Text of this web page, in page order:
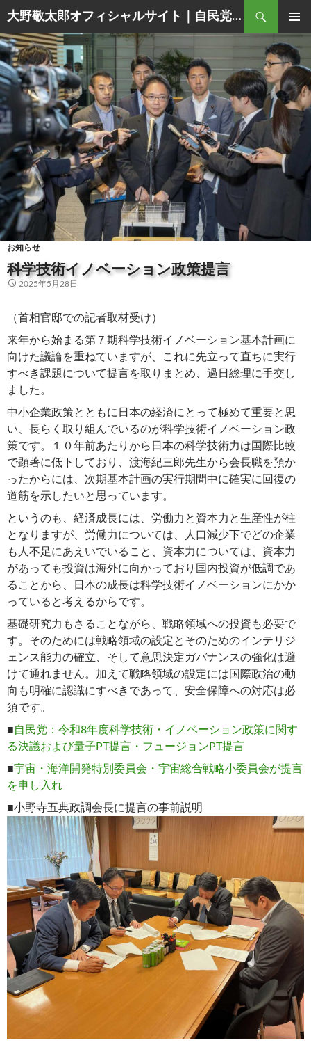
大野敬太郎オフィシャルサイト｜自民党香川３区衆議院議員
Search
MENU
TO
CONTENT
お知らせ
科学技術イノベーション政策提言
2025年5月28日
（首相官邸での記者取材受け）
来年から始まる第７期科学技術イノベーション基本計画に
向けた議論を重ねていますが、これに先立って直ちに実行
すべき課題について提言を取りまとめ、過日総理に手交し
ました。
中小企業政策とともに日本の経済にとって極めて重要と思
い、長らく取り組んでいるのが科学技術イノベーション政
策です。１０年前あたりから日本の科学技術力は国際比較
で顕著に低下しており、渡海紀三郎先生から会長職を預か
ったからには、次期基本計画の実行期間中に確実に回復の
道筋を示したいと思っています。
というのも、経済成長には、労働力と資本力と生産性が柱
となりますが、労働力については、人口減少下でどの企業
も人不足にあえいでいること、資本力については、資本力
があっても投資は海外に向かっており国内投資が低調であ
ることから、日本の成長は科学技術イノベーションにかか
っていると考えるからです。
基礎研究力もさることながら、戦略領域への投資も必要で
す。そのためには戦略領域の設定とそのためのインテリジ
ェンス能力の確立、そして意思決定ガバナンスの強化は避
けて通れません。加えて戦略領域の設定には国際政治の動
向も明確に認識にすべきであって、安全保障への対応は必
須です。
■自民党：令和8年度科学技術・イノベーション政策に関す
る決議および量子PT提言・フュージョンPT提言
■宇宙・海洋開発特別委員会・宇宙総合戦略小委員会が提言
を申し入れ
■小野寺五典政調会長に提言の事前説明